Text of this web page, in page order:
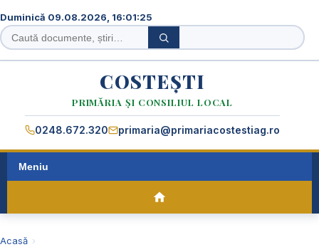
Duminică 09.08.2026, 16:01:26
Caută
în
Caută
COSTEȘTI
PRIMĂRIA ȘI CONSILIUL LOCAL
0248.672.320 primaria@primariacostestiag.ro
Meniu
Acasă